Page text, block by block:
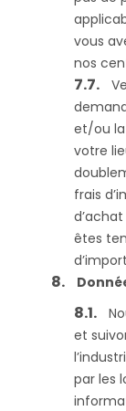
vous
nos
et/ou la
votre
frais
êtes
et
par les